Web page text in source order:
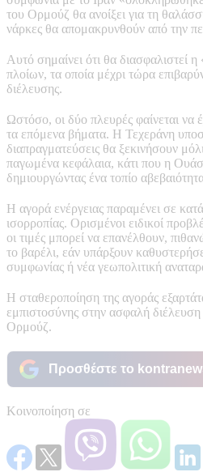
του Ορμούζ θα ανοίξει για τη
νάρκες θα απομακρυνθούν από την
Αυτό σημαίνει ότι θα διασφαλιστεί
πλοίων, τα οποία μέχρι τώρα
διέλευσης.
Ωστόσο, οι δύο πλευρές φαίνεται να
τα επόμενα βήματα. Η Τεχεράνη
διαπραγματεύσεις θα ξεκινήσουν
παγωμένα κεφάλαια, κάτι που η
δημιουργώντας ένα τοπίο
Η αγορά ενέργειας παραμένει σε
ισορροπίας. Ορισμένοι ειδικοί
οι τιμές μπορεί να επανέλθουν,
το βαρέλι, εάν υπάρξουν
συμφωνίας ή νέα γεωπολιτική
Η σταθεροποίηση της αγοράς
εμπιστοσύνης στην ασφαλή
Ορμούζ.
Προσθέστε το
Κοινοποίηση σε